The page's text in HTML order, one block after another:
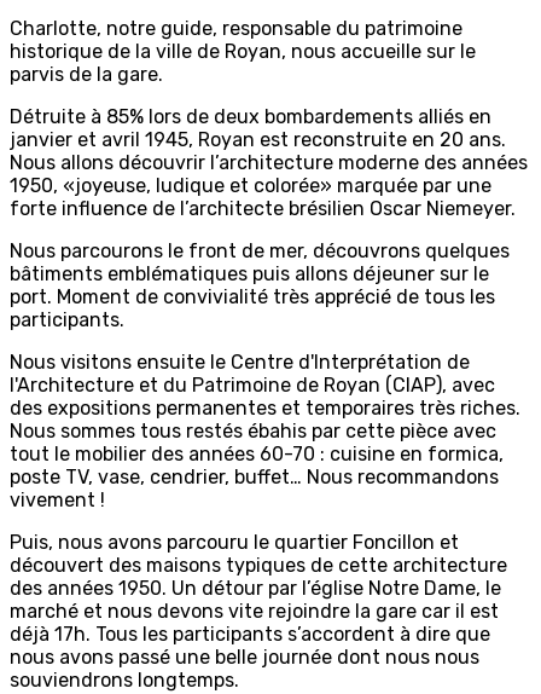
Charlotte, notre guide, responsable du patrimoine
historique de la ville de Royan, nous accueille sur le
parvis de la gare.
Détruite à 85% lors de deux bombardements alliés en
janvier et avril 1945, Royan est reconstruite en 20 ans.
Nous allons découvrir l’architecture moderne des années
1950, «joyeuse, ludique et colorée» marquée par une
forte influence de l’architecte brésilien Oscar Niemeyer.
Nous parcourons le front de mer, découvrons quelques
bâtiments emblématiques puis allons déjeuner sur le
port. Moment de convivialité très apprécié de tous les
participants.
Nous visitons ensuite le Centre d'Interprétation de
l'Architecture et du Patrimoine de Royan (CIAP), avec
des expositions permanentes et temporaires très riches.
Nous sommes tous restés ébahis par cette pièce avec
tout le mobilier des années 60-70 : cuisine en formica,
poste TV, vase, cendrier, buffet… Nous recommandons
vivement !
Puis, nous avons parcouru le quartier Foncillon et
découvert des maisons typiques de cette architecture
des années 1950. Un détour par l’église Notre Dame, le
marché et nous devons vite rejoindre la gare car il est
déjà 17h. Tous les participants s’accordent à dire que
nous avons passé une belle journée dont nous nous
souviendrons longtemps.